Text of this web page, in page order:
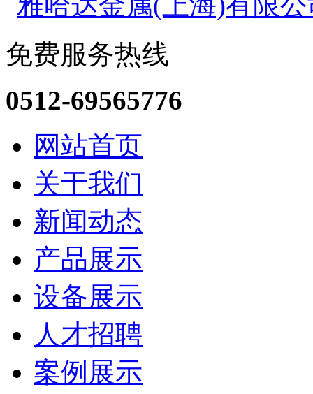
免费服务热线
0512-69565776
网站首页
关于我们
新闻动态
产品展示
设备展示
人才招聘
案例展示